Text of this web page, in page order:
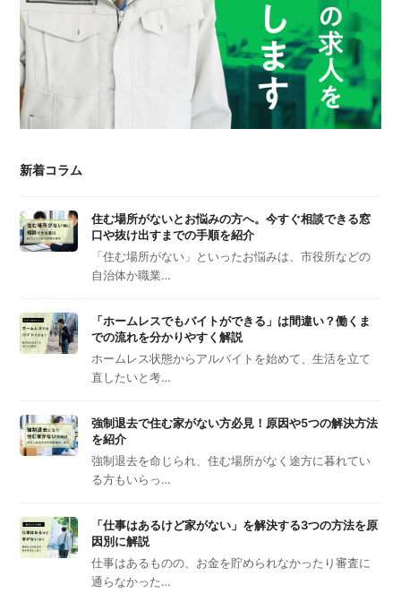
新着コラム
住む場所がないとお悩みの方へ。今すぐ相談できる窓
口や抜け出すまでの手順を紹介
「住む場所がない」といったお悩みは、市役所などの
自治体か職業…
「ホームレスでもバイトができる」は間違い？働くま
での流れを分かりやすく解説
ホームレス状態からアルバイトを始めて、生活を立て
直したいと考…
強制退去で住む家がない方必見！原因や5つの解決方法
を紹介
強制退去を命じられ、住む場所がなく途方に暮れてい
る方もいらっ…
「仕事はあるけど家がない」を解決する3つの方法を原
因別に解説
仕事はあるものの、お金を貯められなかったり審査に
通らなかった…